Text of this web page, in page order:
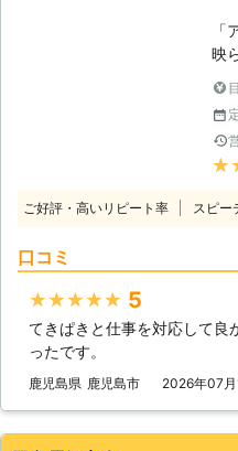
た
ン
さ
全
設
付
ン
い。 ●私達は新型コロ
し
と
は
で
映
は
せ
業
は
か
「
事
ご好評・高いリピート率 スピー
口コミ
★★★★★ 5
てきぱきと仕事を対応して良
ったです。
鹿児島県 鹿児島市 2026年07月